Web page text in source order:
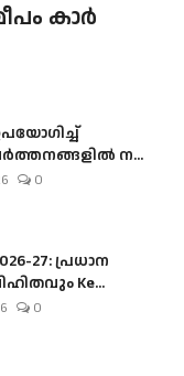
കാർ
ന...
0
27: പ്രധാന
Ke...
0